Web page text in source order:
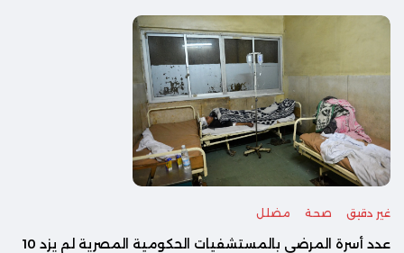
غير دقيق صحة مضلل
عدد أسرة المرضى بالمستشفيات الحكومية المصرية لم يزد 10